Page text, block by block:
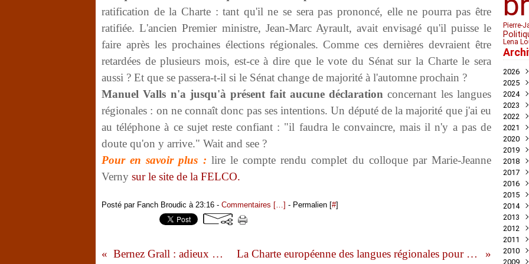
ratification de la Charte : tant qu'il ne se sera pas prononcé, elle ne pourra pas être
ratifiée. L'ancien Premier ministre, Jean-Marc Ayrault, avait envisagé qu'il puisse le
faire après les prochaines élections régionales. Comme ces dernières devraient être
retardées de plusieurs mois, est-ce à dire que le vote du Sénat sur la Charte le sera
aussi ? Et que se passera-t-il si le Sénat change de majorité à l'automne prochain ?
Manuel Valls n'a jusqu'à présent fait aucune déclaration concernant les langues
régionales : on ne connaît donc pas ses intentions. Un député de la majorité que j'ai eu
au téléphone à ce sujet reste confiant : "il faudra le convaincre, mais il n'y a pas de
doute qu'on y arrive." Wait and see ?
Pour en savoir plus : lire le compte rendu complet du colloque par Marie-Jeanne
Verny sur le site de la FELCO.
Posté par Fanch Broudic à 23:16 - Commentaires […] - Permalien [#]
Bernez Grall : adieux à France Bleu La Charte européenne des langues régionales pour les nuls. Et par les nuls ?
Pierre-
Lena
2026
Mai
Avril
Mars
2025
Août
Mai
Avril
Mars
2024
Août
Juin
Mai
Avril
Mars
2023
Juin
Mai
Avril
Mars
2022
Août
Juin
Mai
Avril
Mars
2021
Août
Juin
Mai
Avril
Mars
2020
Août
Juin
Mai
Avril
Mars
2019
Août
Juin
Mai
Mars
2018
Août
Juin
Mai
Avril
Mars
2017
Août
Juin
Mai
Mars
2016
Août
Juin
Mai
2015
Août
2014
Août
2013
Août
2012
2011
2010
2009